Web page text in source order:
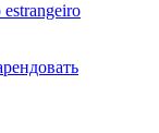
estrangeiro